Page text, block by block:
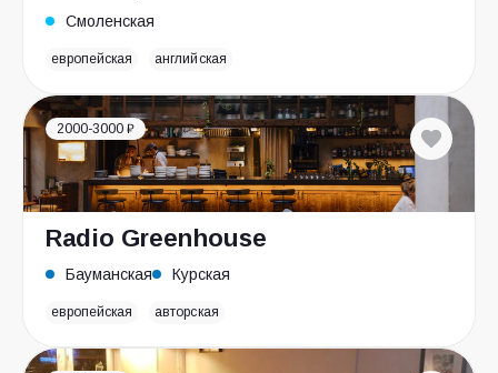
Смоленская
европейская английская
2000-3000 ₽
Radio Greenhouse
Бауманская Курская
европейская авторская